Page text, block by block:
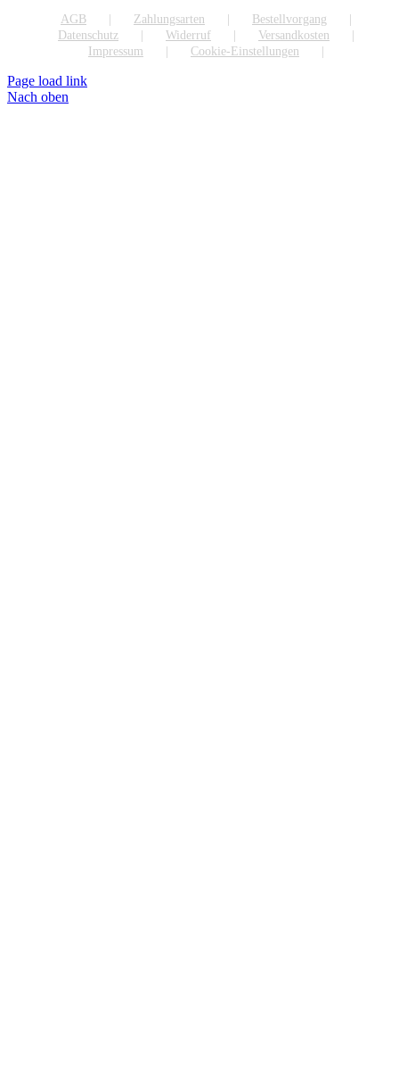
AGB Zahlungsarten
Bestellvorgang
Datenschutz
Widerruf
Versandkosten
Impressum
Cookie-Einstellungen
Page load link
Nach oben